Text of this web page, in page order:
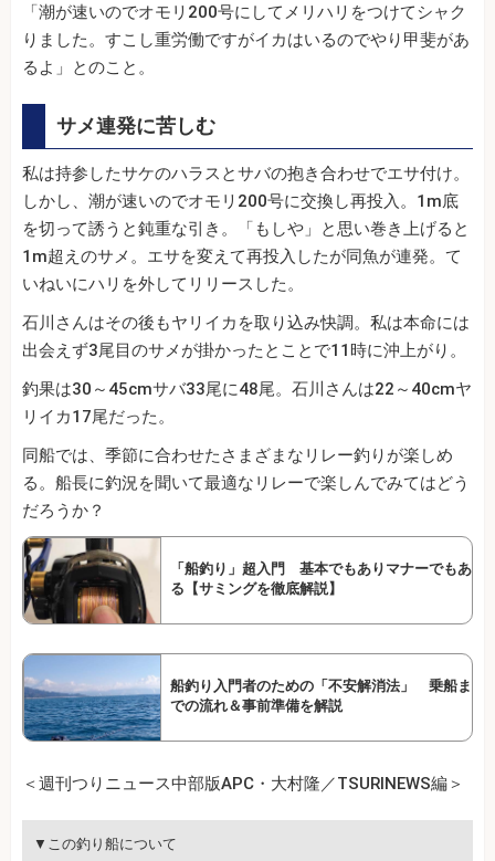
「潮が速いのでオモリ200号にしてメリハリをつけてシャク
りました。すこし重労働ですがイカはいるのでやり甲斐があ
るよ」とのこと。
サメ連発に苦しむ
私は持参したサケのハラスとサバの抱き合わせでエサ付け。
しかし、潮が速いのでオモリ200号に交換し再投入。1m底
を切って誘うと鈍重な引き。「もしや」と思い巻き上げると
1m超えのサメ。エサを変えて再投入したが同魚が連発。て
いねいにハリを外してリリースした。
石川さんはその後もヤリイカを取り込み快調。私は本命には
出会えず3尾目のサメが掛かったとことで11時に沖上がり。
釣果は30～45cmサバ33尾に48尾。石川さんは22～40cmヤ
リイカ17尾だった。
同船では、季節に合わせたさまざまなリレー釣りが楽しめ
る。船長に釣況を聞いて最適なリレーで楽しんでみてはどう
だろうか？
「船釣り」超入門 基本でもありマナーでもあ
る【サミングを徹底解説】
船釣り入門者のための「不安解消法」 乗船ま
での流れ＆事前準備を解説
＜週刊つりニュース中部版APC・大村隆／TSURINEWS編＞
▼この釣り船について